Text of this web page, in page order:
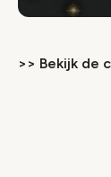
>> Bekijk de